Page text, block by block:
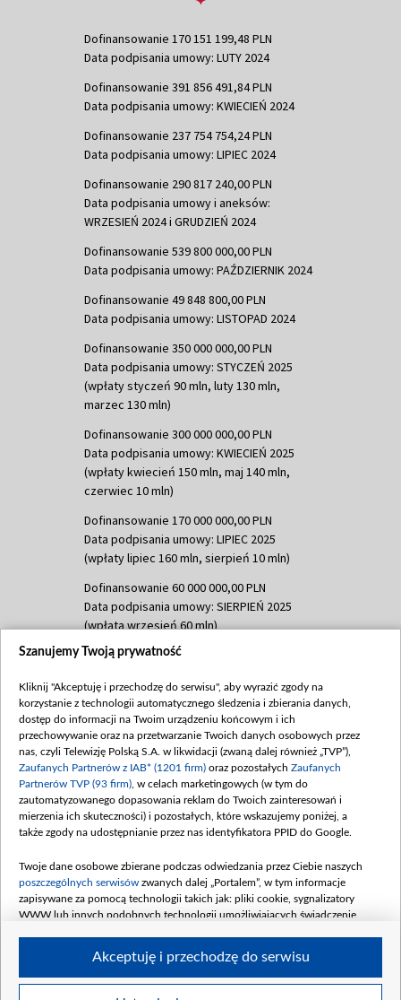
Dofinansowanie 170 151 199,48 PLN
Data podpisania umowy: LUTY 2024
Dofinansowanie 391 856 491,84 PLN
Data podpisania umowy: KWIECIEŃ 2024
Dofinansowanie 237 754 754,24 PLN
Data podpisania umowy: LIPIEC 2024
Dofinansowanie 290 817 240,00 PLN
Data podpisania umowy i aneksów:
WRZESIEŃ 2024 i GRUDZIEŃ 2024
Dofinansowanie 539 800 000,00 PLN
Data podpisania umowy: PAŹDZIERNIK 2024
Dofinansowanie 49 848 800,00 PLN
Data podpisania umowy: LISTOPAD 2024
Dofinansowanie 350 000 000,00 PLN
Data podpisania umowy: STYCZEŃ 2025
(wpłaty styczeń 90 mln, luty 130 mln,
marzec 130 mln)
Dofinansowanie 300 000 000,00 PLN
Data podpisania umowy: KWIECIEŃ 2025
(wpłaty kwiecień 150 mln, maj 140 mln,
czerwiec 10 mln)
Dofinansowanie 170 000 000,00 PLN
Data podpisania umowy: LIPIEC 2025
(wpłaty lipiec 160 mln, sierpień 10 mln)
Dofinansowanie 60 000 000,00 PLN
Data podpisania umowy: SIERPIEŃ 2025
(wpłata wrzesień 60 mln)
Dofinansowanie 635 783 051,21 PLN
(wpłata wrzesień 100 mln, październik 350
mln, listopad 265 mln)
Dofinansowanie 48 862 000,00 PLN
Data podpisania umowy: GRUDZIEŃ 2025
(wpłata grudzień 60,548 mln)
Dofinansowanie 900 000 000,00 PLN
Data podpisania umowy: LUTY 2026 (wpłata
kwiecień 180 mln, 7 maja 180 mln, 8
czerwca 90 mln)
Dofinansowanie 250 000 000,00 PLN
4 sierpnia 250 mln
Szanujemy Twoją prywatność
Kliknij "Akceptuję i przechodzę do serwisu", aby wyrazić zgody na
korzystanie z technologii automatycznego śledzenia i zbierania danych,
dostęp do informacji na Twoim urządzeniu końcowym i ich
przechowywanie oraz na przetwarzanie Twoich danych osobowych przez
nas, czyli Telewizję Polską S.A. w likwidacji (zwaną dalej również „TVP”),
Zaufanych Partnerów z IAB* (1201 firm) oraz pozostałych Zaufanych
Partnerów TVP (93 firm) , w celach marketingowych (w tym do
zautomatyzowanego dopasowania reklam do Twoich zainteresowań i
mierzenia ich skuteczności) i pozostałych, które wskazujemy poniżej, a
także zgody na udostępnianie przez nas identyfikatora PPID do Google.
Twoje dane osobowe zbierane podczas odwiedzania przez Ciebie naszych
poszczególnych serwisów zwanych dalej „Portalem”, w tym informacje
zapisywane za pomocą technologii takich jak: pliki cookie, sygnalizatory
WWW lub innych podobnych technologii umożliwiających świadczenie
Twoje dane osobowe zbierane podczas odwiedzania przez Ciebie
Akceptuję i przechodzę do serwisu